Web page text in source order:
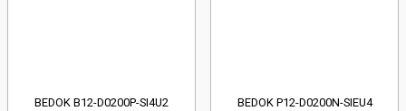
BEDOK B12-D0200P-SI4U2
BEDOK P12-D0200N-SIEU4